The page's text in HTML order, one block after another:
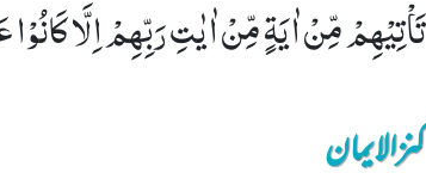
تَاْتِیْهِمْ مِّنْ اٰیَةٍ مِّنْ اٰیٰتِ رَبِّهِمْ اِلَّا كَانُوْا
کنزالایمان